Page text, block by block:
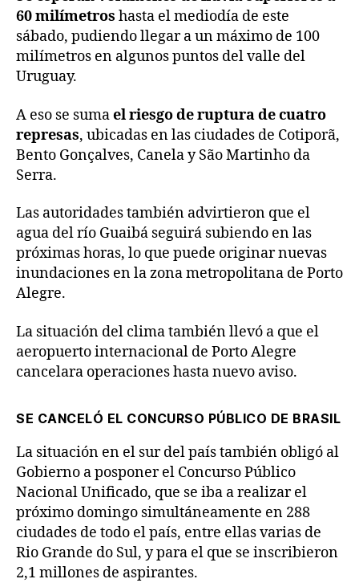
60 milímetros hasta el mediodía de este
sábado, pudiendo llegar a un máximo de 100
milímetros en algunos puntos del valle del
Uruguay.
A eso se sumael riesgo de ruptura de cuatro
represas, ubicadas en las ciudades de Cotiporã,
Bento Gonçalves, Canela y São Martinho da
Serra.
Las autoridades también advirtieron que el
agua del río Guaibá seguirá subiendo en las
próximas horas, lo que puede originar nuevas
inundaciones en la zona metropolitana de Porto
Alegre.
La situación del clima también llevó a que el
aeropuerto internacional de Porto Alegre
cancelara operaciones hasta nuevo aviso.
SE CANCELÓ EL CONCURSO PÚBLICO DE BRASIL
La situación en el sur del país también obligó al
Gobierno a posponer el Concurso Público
Nacional Unificado, que se iba a realizar el
próximo domingo simultáneamente en 288
ciudades de todo el país, entre ellas varias de
Rio Grande do Sul, y para el que se inscribieron
2,1 millones de aspirantes.